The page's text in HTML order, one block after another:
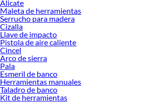
múltiples velocidades que se adaptan a distintos
Descubre cuál se adapta mejor a ti explorando las
Cada modelo tiene ventajas específicas que pueden
tus resultados. Conoce más sobre sus beneficios y
perfecto entre funcionalidad, precio y calidad. Elegir el
adecuado no solo optimiza tu productividad, sino que
seguridad y precisión en cada proyecto.
Alicate
Maleta de herramientas
Serrucho para madera
Cizalla
Llave de impacto
Pistola de aire caliente
Cincel
Arco de sierra
Pala
Esmeril de banco
Herramientas manuales
Taladro de banco
Kit de herramientas